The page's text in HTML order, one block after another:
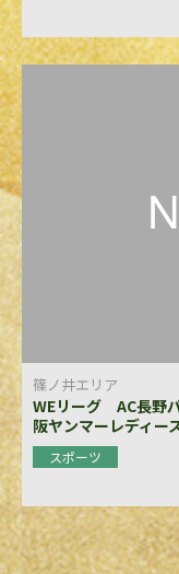
篠ノ井エリア
WEリーグ AC長野
阪ヤンマーレディー
スポーツ